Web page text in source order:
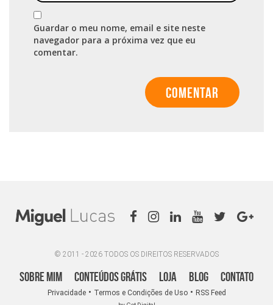
Guardar o meu nome, email e site neste
navegador para a próxima vez que eu
comentar.
© 2011 - 2026 TODOS OS DIREITOS RESERVADOS
Sobre Mim Conteúdos Grátis Loja Blog Contato
Privacidade• Termos e Condições de Uso• RSS Feed